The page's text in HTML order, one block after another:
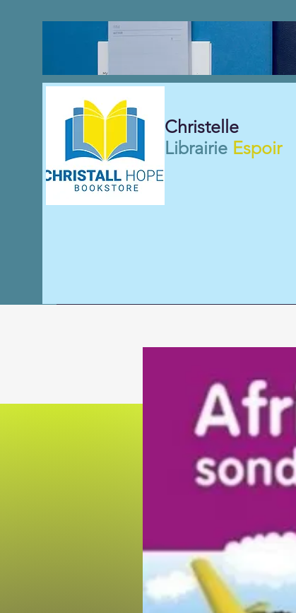
Christelle
Librairie Espoir